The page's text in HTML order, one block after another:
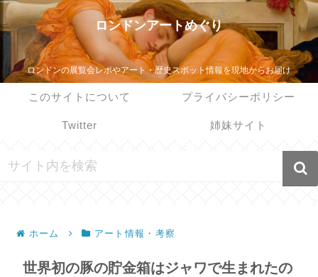
ロンドンアートめぐり
ロンドンの展覧会レポやアート・歴史スポット情報を現地からお届け
このサイトについて プライバシーポリシー
Twitter 姉妹サイト
ホーム アート情報・考察
世界初の豚の貯金箱はジャワで生まれたの